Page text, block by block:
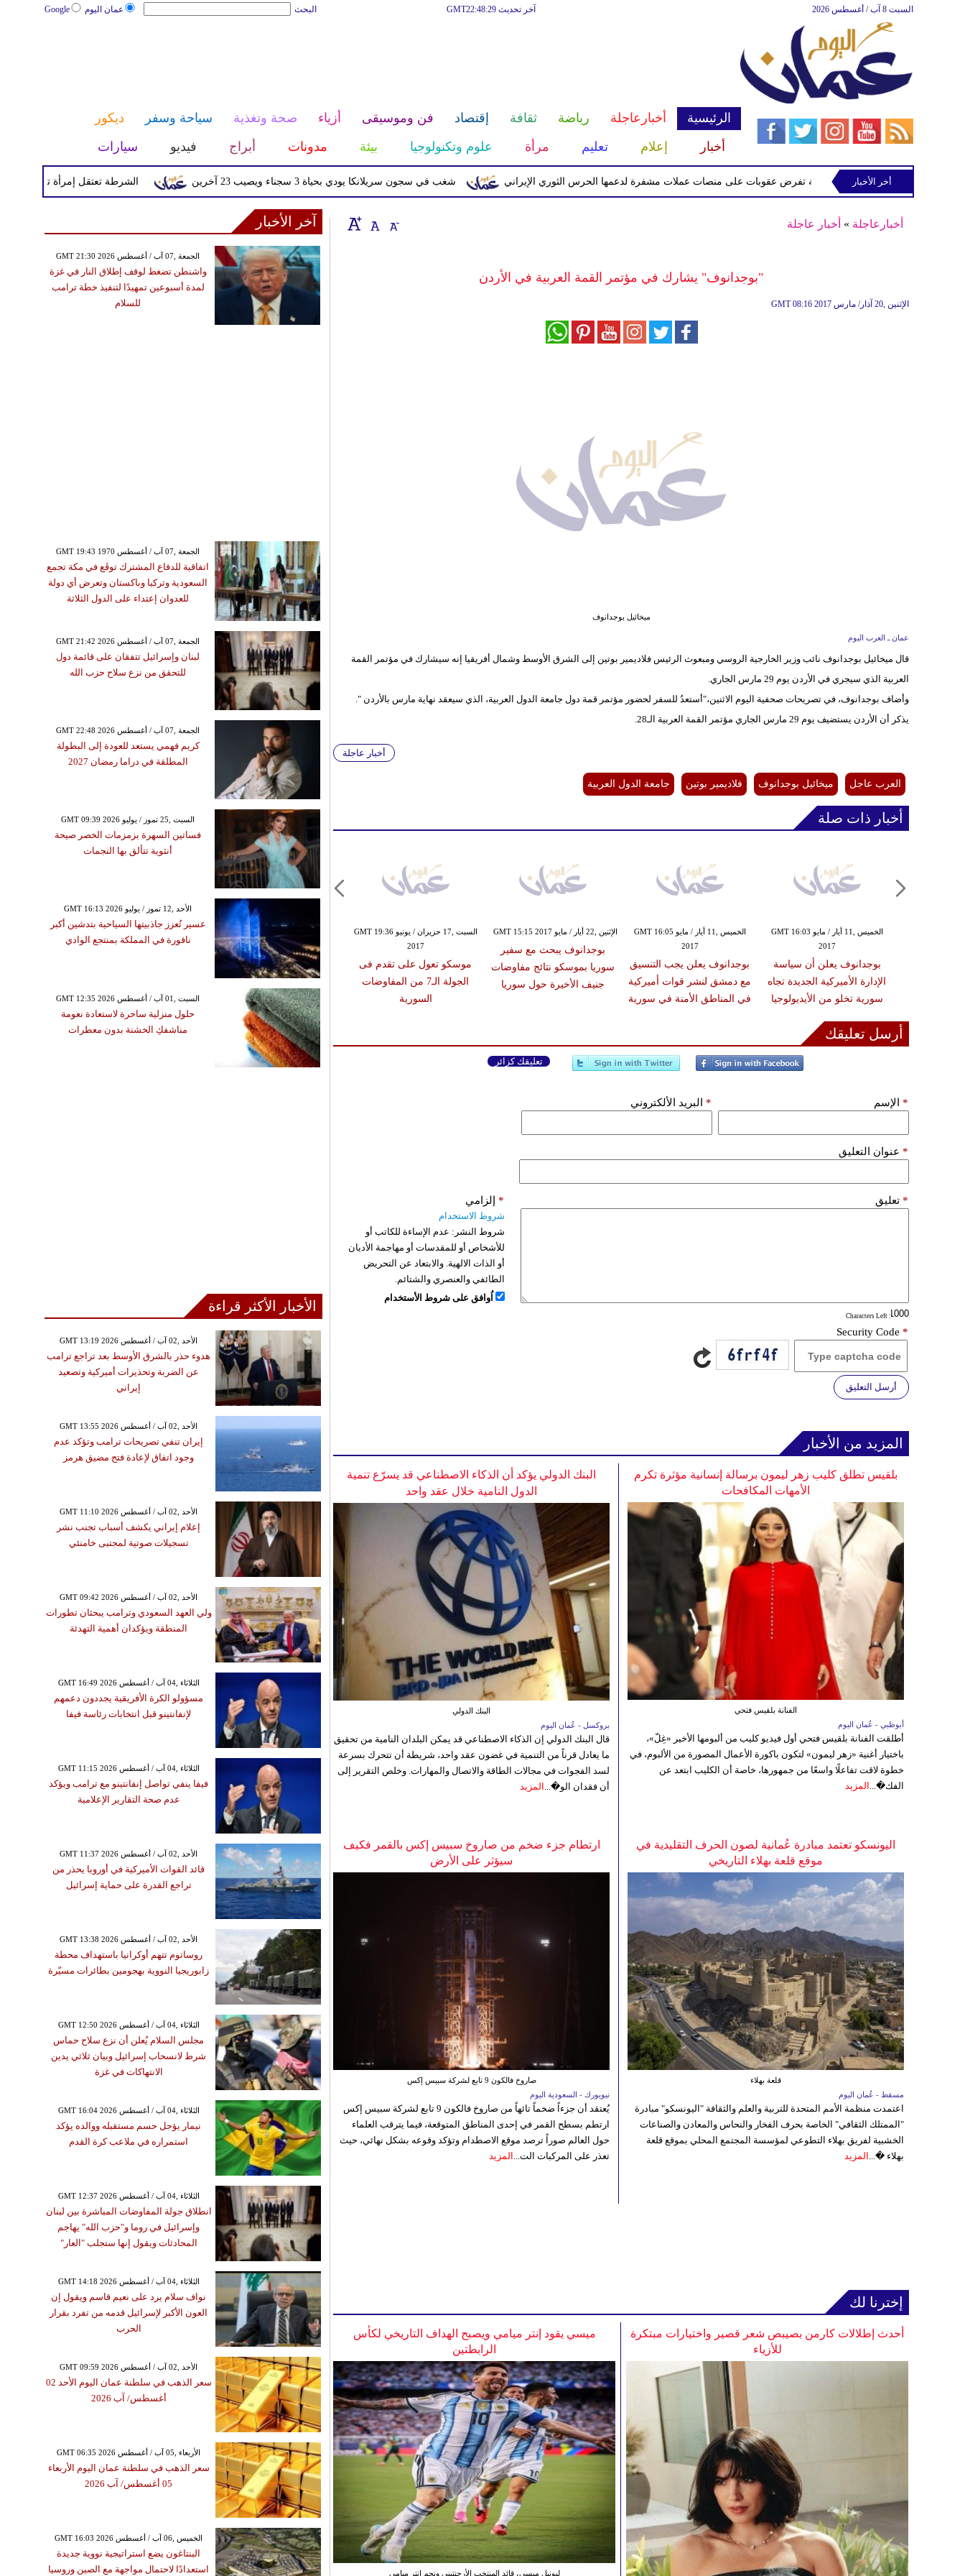
عمان اليوم Google البحث آخر تحديث GMT22:48:29 السبت 8 آب / أغسطس 2026
الرئيسية أخبارعاجلة رياضة ثقافة إقتصاد فن وموسيقى أزياء صحة وتغذية سياحة وسفر
ديكور
أخبار
إعلام تعليم مرأة علوم وتكنولوجيا بيئة مدونات أبراج فيديو سيارات
الشرطة تعتقل إمرأة تم القبض عليها شغب في سجون سريلانكا يودي بحياة 3 سجناء ويصيب 23 آخرين الخزانة الأميركية تفرض عقوبات على منصات عملات مشفرة لدعمها الحرس الثوري الإيراني
أخر الأخبار
أخبارعاجلة » أخبار عاجلة
"بوجدانوف" يشارك في مؤتمر القمة العربية في الأردن
GMT 08:16 2017 الإثنين ,20 آذار/ مارس
ميخائيل بوجدانوف
عمان ـ العرب اليوم
قال ميخائيل بوجدانوف نائب وزير الخارجية الروسي ومبعوث الرئيس فلاديمير بوتين إلى الشرق الأوسط وشمال أفريقيا إنه سيشارك في مؤتمر القمة
العربية الذي سيجري في الأردن يوم 29 مارس الجاري.
وأضاف بوجدانوف، في تصريحات صحفية اليوم الاثنين،"أستعدُ للسفر لحضور مؤتمر قمة دول جامعة الدول العربية، الذي سيعقد نهاية مارس بالأردن ".
يذكر أن الأردن يستضيف يوم 29 مارس الجاري مؤتمر القمة العربية الـ28.
أخبار عاجلة
العرب عاجل ميخائيل بوجدانوف فلاديمير بوتين جامعة الدول العربية
أخبار ذات صلة
السبت ,17 حزيران / يونيو GMT 19:36
2017
موسكو تعول على تقدم فى
الجولة الـ7 من المفاوضات
السورية
الإثنين ,22 أيار / مايو GMT 15:15 2017
بوجدانوف يبحث مع سفير
سوريا بموسكو نتائج مفاوضات
جنيف الأخيرة حول سوريا
الخميس ,11 أيار / مايو GMT 16:05
2017
بوجدانوف يعلن يجب التنسيق
مع دمشق لنشر قوات أميركية
في المناطق الأمنة في سورية
الخميس ,11 أيار / مايو GMT 16:03
2017
بوجدانوف يعلن أن سياسة
الإدارة الأميركية الجديدة تجاه
سورية تخلو من الأيديولوجيا
أرسل تعليقك
تعليقك كزائر
الإسم * البريد الألكتروني *
عنوان التعليق *
تعليق *
: Characters Left
إلزامي *
شروط الاستخدام
شروط النشر: عدم الإساءة للكاتب أو
للأشخاص أو للمقدسات أو مهاجمة الأديان
أو الذات الالهية. والابتعاد عن التحريض
الطائفي والعنصري والشتائم.
اُوافق على شروط الأستخدام
Security Code *
أرسل التعليق
المزيد من الأخبار
البنك الدولي يؤكد أن الذكاء الاصطناعي قد يسرّع تنمية
الدول النامية خلال عقد واحد
البنك الدولي
بروكسل - عُمان اليوم
قال البنك الدولي إن الذكاء الاصطناعي قد يمكن البلدان النامية من تحقيق
ما يعادل قرناً من التنمية في غضون عقد واحد، شريطة أن تتحرك بسرعة
لسد الفجوات في مجالات الطاقة والاتصال والمهارات. وخلص التقرير إلى
أن فقدان الو�... المزيد
بلقيس تطلق كليب زهر ليمون برسالة إنسانية مؤثرة تكرم
الأمهات المكافحات
الفنانة بلقيس فتحي
أبوظبي - عُمان اليوم
أطلقت الفنانة بلقيس فتحي أول فيديو كليب من ألبومها الأخير «غِلّ»،
باختيار أغنية «زهر ليمون» لتكون باكورة الأعمال المصورة من الألبوم، في
خطوة لاقت تفاعلًا واسعًا من جمهورها، خاصة أن الكليب ابتعد عن
الفك�... المزيد
ارتطام جزء ضخم من صاروخ سبيس إكس بالقمر فكيف
سيؤثر على الأرض
صاروخ فالكون 9 تابع لشركة سبيس إكس
نيويورك - السعودية اليوم
يُعتقد أن جزءاً ضخماً تائهاً من صاروخ فالكون 9 تابع لشركة سبيس إكس
ارتطم بسطح القمر في إحدى المناطق المتوقعة، فيما يترقب العلماء
حول العالم صوراً ترصد موقع الاصطدام وتؤكد وقوعه بشكل نهائي، حيث
تعذر على المركبات الت... المزيد
اليونسكو تعتمد مبادرة عُمانية لصون الحرف التقليدية في
موقع قلعة بهلاء التاريخي
قلعة بهلاء
مسقط - عُمان اليوم
اعتمدت منظمة الأمم المتحدة للتربية والعلم والثقافة "اليونسكو" مبادرة
"الممتلك الثقافي" الخاصة بحرف الفخار والنحاس والمعادن والصناعات
الخشبية لفريق بهلاء التطوعي لمؤسسة المجتمع المحلي بموقع قلعة
بهلاء �... المزيد
إخترنا لك
ميسي يقود إنتر ميامي ويصبح الهداف التاريخي لكأس
الرابطتين
ليونيل ميسي، قائد المنتخب الأرجنتيني ونجم انتر ميامي
أحدث إطلالات كارمن بصيبص شعر قصير واختيارات مبتكرة
للأزياء
آخر الأخبار
GMT 21:30 2026 الجمعة ,07 آب / أغسطس
واشنطن تضغط لوقف إطلاق النار في غزة
لمدة أسبوعين تمهيدًا لتنفيذ خطة ترامب
للسلام
GMT 19:43 1970 الجمعة ,07 آب / أغسطس
اتفاقية للدفاع المشترك توقَع في مكة تجمع
السعودية وتركيا وباكستان وتعرض أي دولة
للعدوان إعتداء على الدول الثلاثة
GMT 21:42 2026 الجمعة ,07 آب / أغسطس
لبنان وإسرائيل تتفقان على قائمة دول
للتحقق من نزع سلاح حزب الله
GMT 22:48 2026 الجمعة ,07 آب / أغسطس
كريم فهمي يستعد للعودة إلى البطولة
المطلقة في دراما رمضان 2027
GMT 09:39 2026 السبت ,25 تموز / يوليو
فساتين السهرة بزمزمات الخصر صيحة
أنثوية تتألق بها النجمات
GMT 16:13 2026 الأحد ,12 تموز / يوليو
عسير تُعزز جاذبيتها السياحية بتدشين أكبر
نافورة في المملكة بمنتجع الوادي
GMT 12:35 2026 السبت ,01 آب / أغسطس
حلول منزلية ساحرة لاستعادة نعومة
مناشفكِ الخشنة بدون معطرات
الأخبار الأكثر قراءة
GMT 13:19 2026 الأحد ,02 آب / أغسطس
هدوء حذر بالشرق الأوسط بعد تراجع ترامب
عن الضربة وتحذيرات أميركية وتصعيد
إيراني
GMT 13:55 2026 الأحد ,02 آب / أغسطس
إيران تنفي تصريحات ترامب وتؤكد عدم
وجود اتفاق لإعادة فتح مضيق هرمز
GMT 11:10 2026 الأحد ,02 آب / أغسطس
إعلام إيراني يكشف أسباب تجنب نشر
تسجيلات صوتية لمجتبى خامنئي
GMT 09:42 2026 الأحد ,02 آب / أغسطس
ولي العهد السعودي وترامب يبحثان تطورات
المنطقة ويؤكدان أهمية التهدئة
GMT 16:49 2026 الثلاثاء ,04 آب / أغسطس
مسؤولو الكرة الأفريقية يجددون دعمهم
لإنفانتينو قبل انتخابات رئاسة فيفا
GMT 11:15 2026 الثلاثاء ,04 آب / أغسطس
فيفا ينفي تواصل إنفانتينو مع ترامب ويؤكد
عدم صحة التقارير الإعلامية
GMT 11:37 2026 الأحد ,02 آب / أغسطس
قائد القوات الأميركية في أوروبا يحذر من
تراجع القدرة على حماية إسرائيل
GMT 13:38 2026 الأحد ,02 آب / أغسطس
روساتوم تتهم أوكرانيا باستهداف محطة
زابوريجيا النووية بهجومين بطائرات مسيّرة
GMT 12:50 2026 الثلاثاء ,04 آب / أغسطس
مجلس السلام يُعلن أن نزع سلاح حماس
شرط لانسحاب إسرائيل وبيان ثلاثي يدين
الانتهاكات في غزة
GMT 16:04 2026 الثلاثاء ,04 آب / أغسطس
نيمار يؤجل حسم مستقبله ووالده يؤكد
استمراره في ملاعب كرة القدم
GMT 12:37 2026 الثلاثاء ,04 آب / أغسطس
انطلاق جولة المفاوضات المباشرة بين لبنان
وإسرائيل في روما و"حزب الله" يهاجم
المحادثات ويقول إنها ستجلب "العار"
GMT 14:18 2026 الثلاثاء ,04 آب / أغسطس
نواف سلام يرد على نعيم قاسم ويقول إن
العون الأكبر لإسرائيل قدمه من تفرد بقرار
الحرب
GMT 09:59 2026 الأحد ,02 آب / أغسطس
سعر الذهب في سلطنة عمان اليوم الأحد 02
أغسطس/ آب 2026
GMT 06:35 2026 الأربعاء ,05 آب / أغسطس
سعر الذهب في سلطنة عمان اليوم الأربعاء
05 أغسطس/ آب 2026
GMT 16:03 2026 الخميس ,06 آب / أغسطس
البنتاغون يضع استراتيجية نووية جديدة
استعدادًا لاحتمال مواجهة مع الصين وروسيا